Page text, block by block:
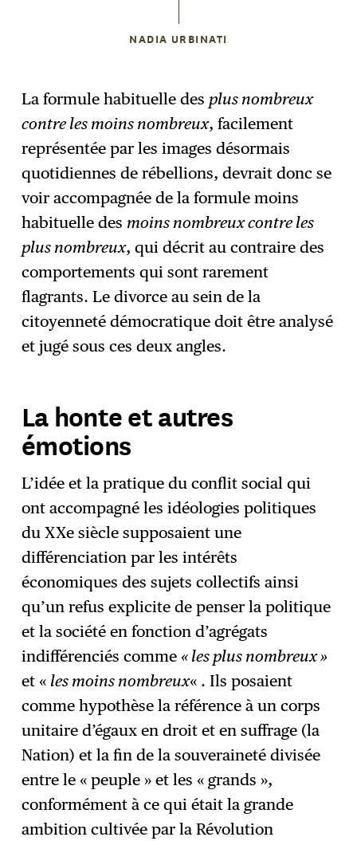
NADIA URBINATI
La formule habituelle des plus nombreux
contre les moins nombreux, facilement
représentée par les images désormais
quotidiennes de rébellions, devrait donc se
voir accompagnée de la formule moins
habituelle des moins nombreux contre les
plus nombreux, qui décrit au contraire des
comportements qui sont rarement
flagrants. Le divorce au sein de la
citoyenneté démocratique doit être analysé
et jugé sous ces deux angles.
La honte et autres
émotions
L’idée et la pratique du conflit social qui
ont accompagné les idéologies politiques
du XXe siècle supposaient une
différenciation par les intérêts
économiques des sujets collectifs ainsi
qu’un refus explicite de penser la politique
et la société en fonction d’agrégats
indifférenciés comme « les plus nombreux »
et « les moins nombreux« . Ils posaient
comme hypothèse la référence à un corps
unitaire d’égaux en droit et en suffrage (la
Nation) et la fin de la souveraineté divisée
entre le « peuple » et les « grands »,
conformément à ce qui était la grande
ambition cultivée par la Révolution